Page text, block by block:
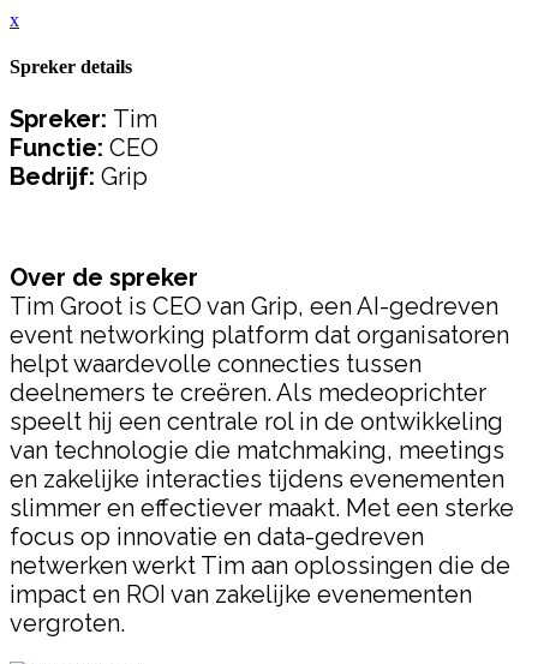
x
Spreker details
Spreker: Tim
Functie: CEO
Bedrijf: Grip
Over de spreker
Tim Groot is CEO van Grip, een AI-gedreven
event networking platform dat organisatoren
helpt waardevolle connecties tussen
deelnemers te creëren. Als medeoprichter
speelt hij een centrale rol in de ontwikkeling
van technologie die matchmaking, meetings
en zakelijke interacties tijdens evenementen
slimmer en effectiever maakt. Met een sterke
focus op innovatie en data-gedreven
netwerken werkt Tim aan oplossingen die de
impact en ROI van zakelijke evenementen
vergroten.